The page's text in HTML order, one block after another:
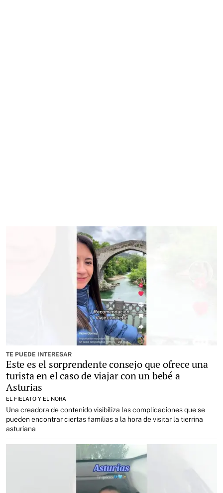
TE PUEDE INTERESAR
Este es el sorprendente consejo que ofrece una
turista en el caso de viajar con un bebé a
Asturias
EL FIELATO Y EL NORA
Una creadora de contenido visibiliza las complicaciones que se
pueden encontrar ciertas familias a la hora de visitar la tierrina
asturiana